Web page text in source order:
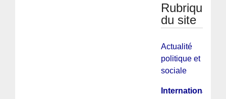
Rubriques
du site
Actualité
politique et
sociale
International